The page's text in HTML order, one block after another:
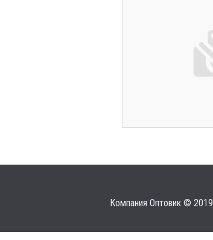
Компания Оптовик © 2019